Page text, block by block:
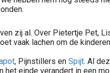
zij al. Over Pietertje Pet,
vaak lachen om de
, Pijnstillers en Spijt. Al
einde verandert in een